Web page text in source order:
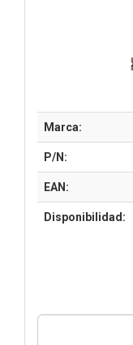
Marca:
P/N:
EAN:
Disponibilidad: